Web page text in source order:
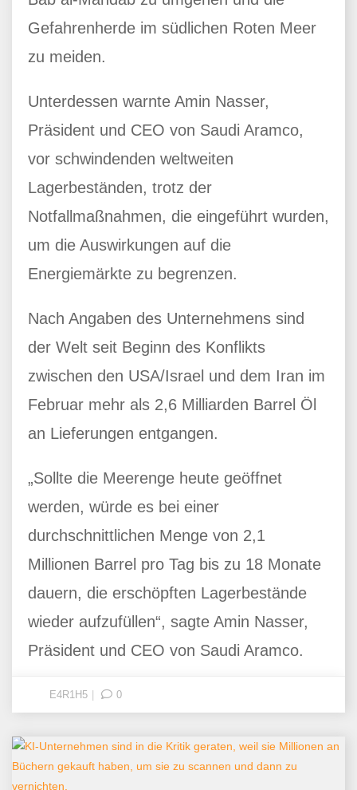
Gefahrenherde im südlichen Roten Meer
zu meiden.
Unterdessen warnte Amin Nasser,
Präsident und CEO von Saudi Aramco,
vor schwindenden weltweiten
Lagerbeständen, trotz der
Notfallmaßnahmen, die eingeführt wurden,
um die Auswirkungen auf die
Energiemärkte zu begrenzen.
Nach Angaben des Unternehmens sind
der Welt seit Beginn des Konflikts
zwischen den USA/Israel und dem Iran im
Februar mehr als 2,6 Milliarden Barrel Öl
an Lieferungen entgangen.
„Sollte die Meerenge heute geöffnet
werden, würde es bei einer
durchschnittlichen Menge von 2,1
Millionen Barrel pro Tag bis zu 18 Monate
dauern, die erschöpften Lagerbestände
wieder aufzufüllen“, sagte Amin Nasser,
Präsident und CEO von Saudi Aramco.
E4R1H5 0